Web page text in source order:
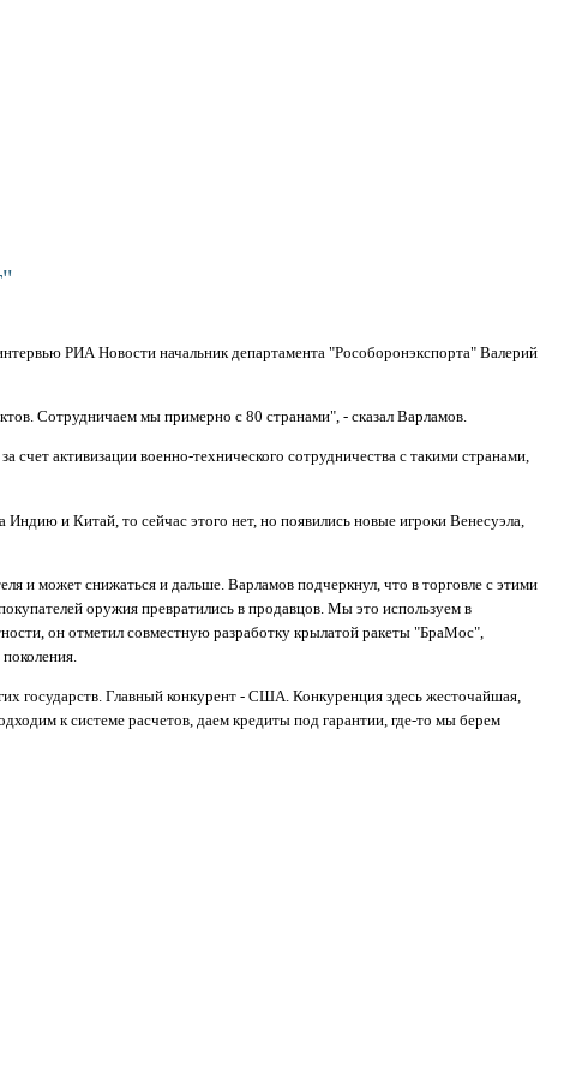
РИА Новости начальник департамента "Рособоронэкспорта" Валерий
Сотрудничаем мы примерно с 80 странами", - сказал Варламов.
активизации военно-технического сотрудничества с такими странами,
и Китай, то сейчас этого нет, но появились новые игроки Венесуэла,
и может снижаться и дальше. Варламов подчеркнул, что в торговле с этими
оружия превратились в продавцов. Мы это используем в
он отметил совместную разработку крылатой ракеты "БраМос",
государств. Главный конкурент - США. Конкуренция здесь жесточайшая,
к системе расчетов, даем кредиты под гарантии, где-то мы берем